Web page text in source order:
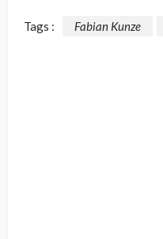
Tags : Fabian Kunze